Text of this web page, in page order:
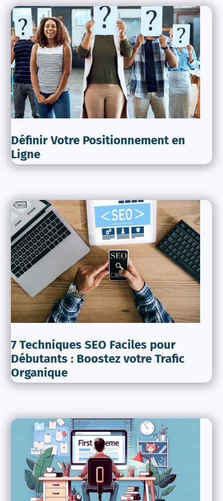
Définir Votre Positionnement en
Ligne
7 Techniques SEO Faciles pour
Débutants : Boostez votre Trafic
Organique